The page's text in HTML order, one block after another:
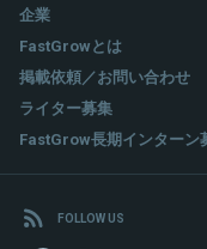
企業
FastGrowとは
掲載依頼／お問い合わせ
ライター募集
FastGrow長期インターン
FOLLOW US